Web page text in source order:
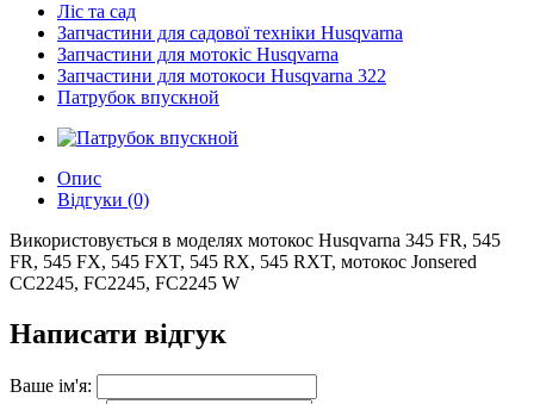
Ліс та сад
Запчастини для садової техніки Husqvarna
Запчастини для мотокіс Husqvarna
Запчастини для мотокоси Husqvarna 322
Патрубок впускной
Опис
Відгуки (0)
Використовується в моделях мотокос Husqvarna 345 FR, 545
FR, 545 FX, 545 FXT, 545 RX, 545 RXT, мотокос Jonsered
CC2245, FC2245, FC2245 W
Написати відгук
Ваше ім'я: